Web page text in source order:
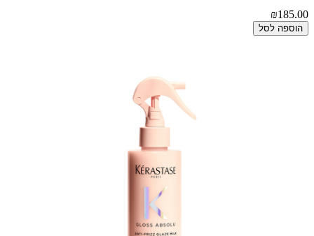
₪185.00
הוספה לסל